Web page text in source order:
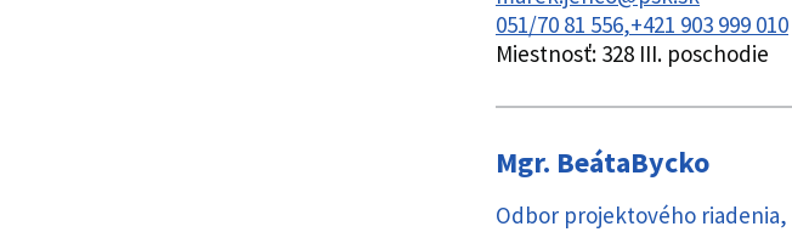
051/70 81 556 +421 903 999 010
Miestnosť: 328 III. poschodie
Mgr. BeátaBycko
Odbor projektového riadenia,